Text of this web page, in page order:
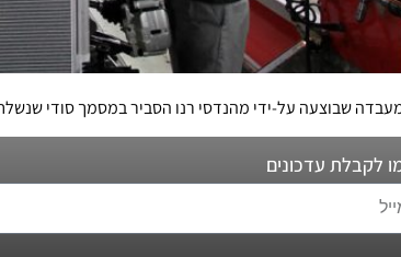
שבוצעה על-ידי מהנדסי רנו הסביר במסמך סודי
לקבלת עדכונים